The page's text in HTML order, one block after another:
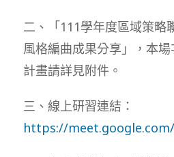
二、「111學年度區域策略
風格編曲成果分享」，本
計畫請詳見附件。
三、線上研習連結：
https://